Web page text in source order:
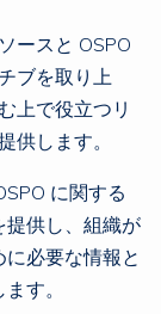
ースと OSPO
ブを取り上
上で役立つリ
供します。
に関する
提供し、組織が
必要な情報と
す。